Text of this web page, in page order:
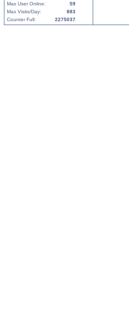
Max User Online:
59
Max Visits/Day:
883
Counter Full:
2275037